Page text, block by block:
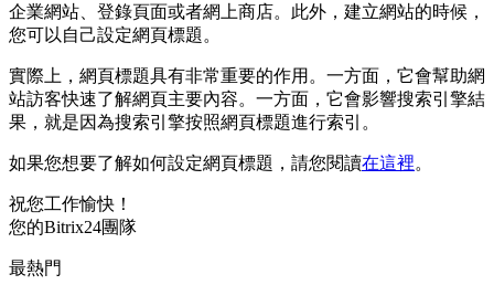
企業網站、登錄頁面或者網上商店。此外，建立網站的時候，
您可以自己設定網頁標題。
實際上，網頁標題具有非常重要的作用。一方面，它會幫助網
站訪客快速了解網頁主要內容。一方面，它會影響搜索引擎結
果，就是因為搜索引擎按照網頁標題進行索引。
如果您想要了解如何設定網頁標題，請您閱讀在這裡。
祝您工作愉快！
您的Bitrix24團隊
最熱門